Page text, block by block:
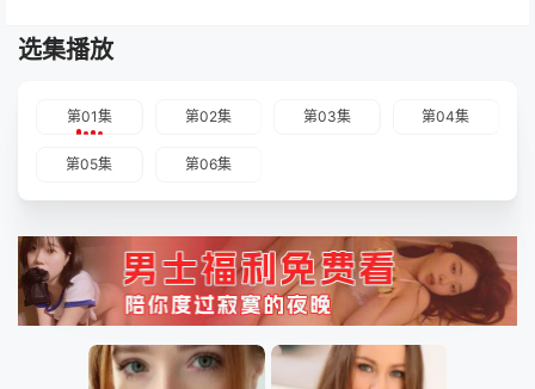
选集播放
第01集 第02集 第03集 第04集
第05集 第06集